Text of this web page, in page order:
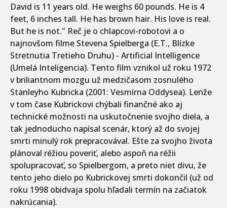
David is 11 years old. He weighs 60 pounds. He is 4
feet, 6 inches tall. He has brown hair. His love is real.
But he is not." Reč je o chlapcovi-robotovi a o
najnovšom filme Stevena Spielberga (E.T., Blízke
Stretnutia Tretieho Druhu) - Artificial Intelligence
(Umelá Inteligencia). Tento film vznikol už roku 1972
v briliantnom mozgu už medzičasom zosnulého
Stanleyho Kubricka (2001: Vesmírna Oddysea). Lenže
v tom čase Kubrickovi chýbali finančné ako aj
technické možnosti na uskutočnenie svojho diela, a
tak jednoducho napísal scenár, ktorý až do svojej
smrti minulý rok prepracovával. Ešte za svojho života
plánoval réžiou poveriť, alebo aspoň na réžii
spolupracovať, so Spielbergom, a preto niet divu, že
tento jeho dielo po Kubrickovej smrti dokončil (už od
roku 1998 obidvaja spolu hľadali termín na začiatok
nakrúcania).